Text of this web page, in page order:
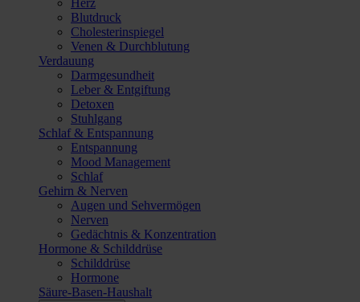
Herz
Blutdruck
Cholesterinspiegel
Venen & Durchblutung
Verdauung
Darmgesundheit
Leber & Entgiftung
Detoxen
Stuhlgang
Schlaf & Entspannung
Entspannung
Mood Management
Schlaf
Gehirn & Nerven
Augen und Sehvermögen
Nerven
Gedächtnis & Konzentration
Hormone & Schilddrüse
Schilddrüse
Hormone
Säure-Basen-Haushalt